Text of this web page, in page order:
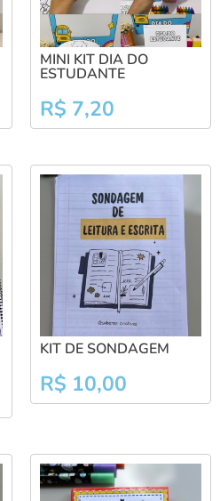
MINI KIT DIA DO
ESTUDANTE
R$ 7,20
KIT DE SONDAGEM
R$ 10,00